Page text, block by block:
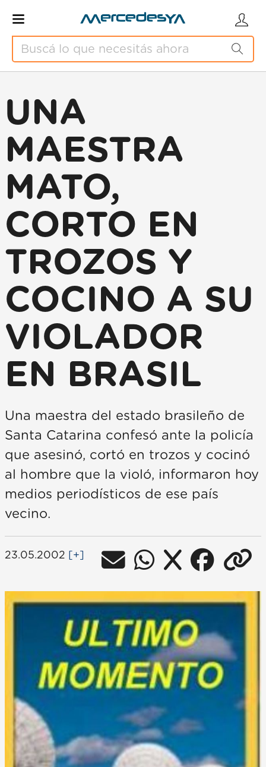
UNA
MAESTRA
MATO,
CORTO EN
TROZOS Y
COCINO A SU
VIOLADOR
EN BRASIL
Una maestra del estado brasileño de
Santa Catarina confesó ante la policía
que asesinó, cortó en trozos y cocinó
al hombre que la violó, informaron hoy
medios periodísticos de ese país
vecino.
23.05.2002 [+]